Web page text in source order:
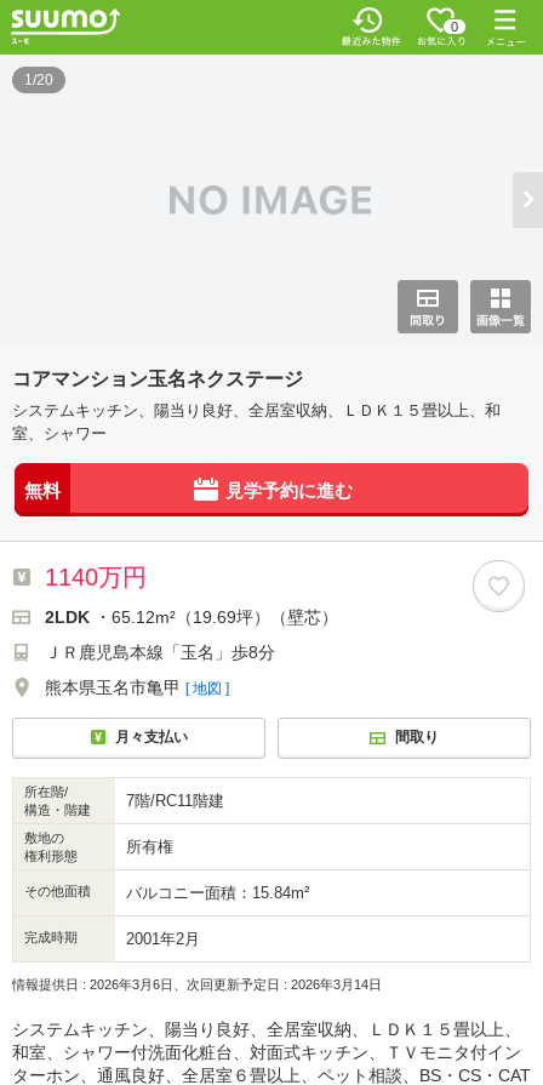
0
1/20
コアマンション玉名ネクステージ
システムキッチン、陽当り良好、全居室収納、ＬＤＫ１５畳以上、和
室、シャワー
無料 見学予約に進む
1140万円
2LDK
・65.12m²（19.69坪）（壁芯）
ＪＲ鹿児島本線「玉名」歩8分
熊本県玉名市亀甲 [ 地図 ]
月々支払い 間取り
所在階/
構造・階建
7階/RC11階建
敷地の
権利形態
所有権
その他面積 バルコニー面積：15.84m²
完成時期 2001年2月
情報提供日 : 2026年3月6日、次回更新予定日 : 2026年3月14日
システムキッチン、陽当り良好、全居室収納、ＬＤＫ１５畳以上、
和室、シャワー付洗面化粧台、対面式キッチン、ＴＶモニタ付イン
ターホン、通風良好、全居室６畳以上、ペット相談、BS・CS・CAT